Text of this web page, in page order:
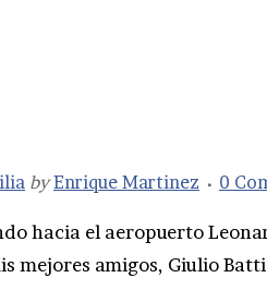
byEnrique Martinez 0
hacia el aeropuerto
mejores amigos, Giulio